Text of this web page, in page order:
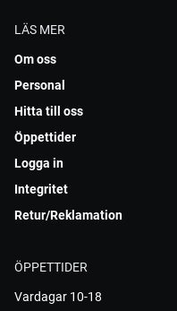
LÄS MER
Om oss
Personal
Hitta till oss
Öppettider
Logga in
Integritet
Retur/Reklamation
ÖPPETTIDER
Vardagar 10-18